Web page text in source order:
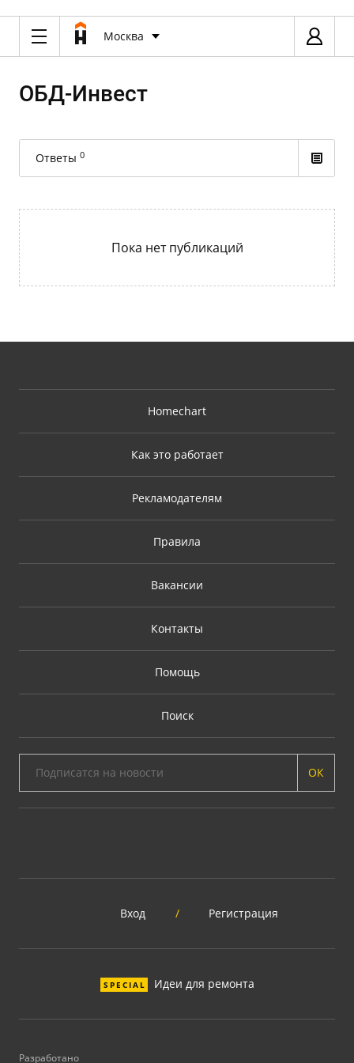
Москва
ОБД-Инвест
Ответы 0
Пока нет публикаций
Homechart
Как это работает
Рекламодателям
Правила
Вакансии
Контакты
Помощь
Поиск
ОК
Вход / Регистрация
SPECIAL Идеи для ремонта
Разработано